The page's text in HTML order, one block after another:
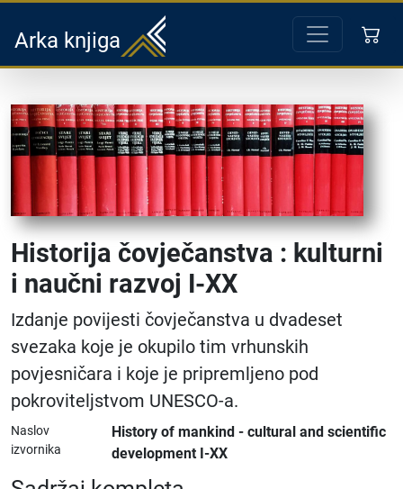
Arka knjiga
Historija čovječanstva : kulturni
i naučni razvoj I-XX
Izdanje povijesti čovječanstva u dvadeset
svezaka koje je okupilo tim vrhunskih
povjesničara i koje je pripremljeno pod
pokroviteljstvom UNESCO-a.
Naslov
izvornika
History of mankind - cultural and scientific
development I-XX